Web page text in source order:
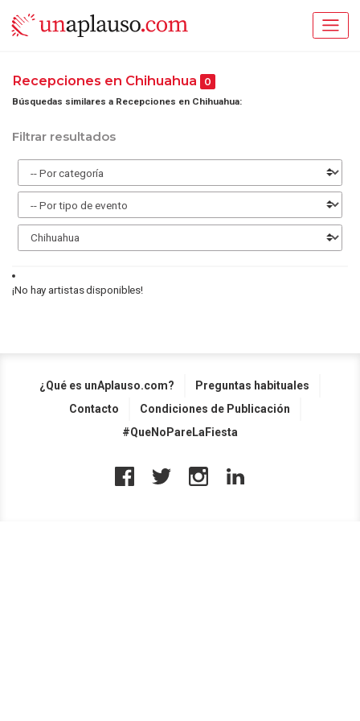
Recepciones en Chihuahua 0
Búsquedas similares a Recepciones en Chihuahua:
Filtrar resultados
¡No hay artistas disponibles!
¿Qué es unAplauso.com?
Preguntas habituales
Contacto
Condiciones de Publicación
#QueNoPareLaFiesta